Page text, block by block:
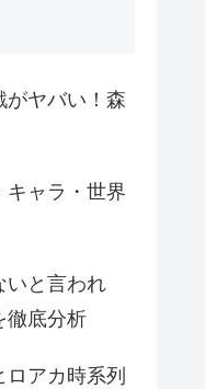
がヤバい！森
キャラ・世界
いと言われ
徹底分析
アカ時系列